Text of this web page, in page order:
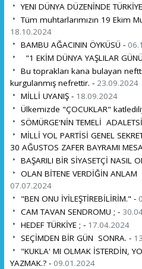
YENI DÜNYA DÜZENİNDE
Tüm muhtarlarımızın 19 Ekim
18.10.2024
BAMBU AĞACININ ÖYKÜSÜ -
"1 EKİM DÜNYA YAŞLILAR
Bu toprakları kana bulayan
kurgulanmış nefrettir. - 23.09.2024
MİLLİ UYANIŞ - 18.09.2024
Ülkemizde "ÇOCUKLAR"
SÖMÜRGE'NİN TEMELİ
MİLLİ YOL PARTİSİ GENEL
30 AĞUSTOS ZAFER BAYRAMI
BAŞARILI BİR SİYASETÇİ NASIL
OLAN BİTENE VERDİĞİN ANLAM
07.07.2024
"BEN ONU İYİLEŞTİREBİLİRİM." -
CAM TAVAN SENDROMU ; -
HEDEF TÜRKİYE ; - 17.04.2024
SEÇİMDEN BİR GÜN SONRA. -
"KUKLA' MI OLMAK İSTERDİN,
YAZMAK.? - 09.01.2024